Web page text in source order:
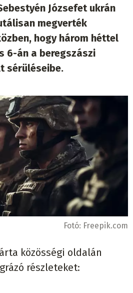
Józsefet ukrán
megverték
hogy három héttel
6-án a beregszászi
sérüléseibe.
Fotó: Freepik.com
közösségi oldalán
részleteket: